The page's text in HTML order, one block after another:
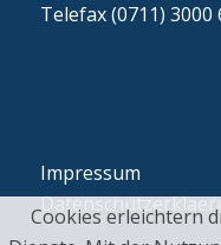
Telefax (0711) 3000
Impressum
Cookies erleichtern